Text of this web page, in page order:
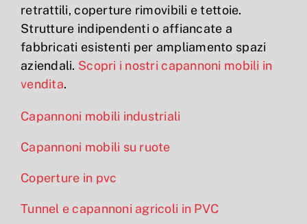
retrattili, coperture rimovibili e tettoie.
Strutture indipendenti o affiancate a
fabbricati esistenti per ampliamento spazi
aziendali. Scopri i nostri capannoni mobili in
vendita.
Capannoni mobili industriali
Capannoni mobili su ruote
Coperture in pvc
Tunnel e capannoni agricoli in PVC